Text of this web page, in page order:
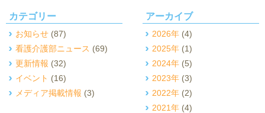
カテゴリー
お知らせ (87)
看護介護部ニュース (69)
更新情報 (32)
イベント (16)
メディア掲載情報 (3)
アーカイブ
2026年 (4)
2025年 (1)
2024年 (5)
2023年 (3)
2022年 (2)
2021年 (4)